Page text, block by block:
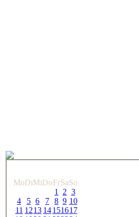
MoDiMiDoFrSaSo
1
2 3
4
5 6 7 8 9 10
11 1213 14151617